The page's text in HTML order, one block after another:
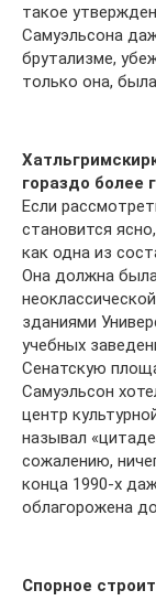
такое
Самуэльсона
брутализме,
только она,
гораздо более
Если
становится
как одна из
Она должна
зданиями
учебных
Сенатскую
Самуэльсон
центр
называл
сожалению,
конца 1990-х
облагорожена
Спорное